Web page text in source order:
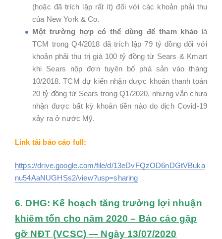
(hoặc đã trích lập rất ít) đối với các khoản phải thu
của New York & Co.
Một trường hợp có thể dùng để tham khảo là
TCM trong Q4/2018 đã trích lập 79 tỷ đồng đối với
khoản phải thu trị giá 100 tỷ đồng từ Sears & Kmart
khi Sears nộp đơn tuyên bố phá sản vào tháng
10/2018. TCM dự kiến nhận được khoản thanh toán
20 tỷ đồng từ Sears trong Q1/2020, nhưng vẫn chưa
nhận được bất kỳ khoản tiền nào do dịch Covid-19
xảy ra ở nước Mỹ.
Link tải báo cáo full:
https://drive.google.com/file/d/13eDvFQzOD6nDGtVBuka
nu54AaNUGHSs2/view?usp=sharing
6. DHG: Kế hoạch tăng trưởng lợi nhuận
khiêm tốn cho năm 2020 – Báo cáo gặp
gỡ NĐT (VCSC) — Ngày 13/07/2020